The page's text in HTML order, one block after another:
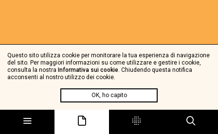
Questo sito utilizza cookie per monitorare la tua esperienza di navigazione
del sito. Per maggiori informazioni su come utilizzare e gestire i cookie,
consulta la nostra Informativa sui cookie. Chiudendo questa notifica
acconsenti al nostro utilizzo dei cookie.
OK, ho capito